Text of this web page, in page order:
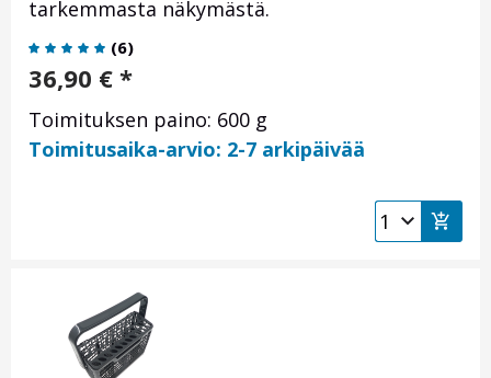
tarkemmasta näkymästä.
(6)
36,90 € *
Toimituksen paino: 600 g
Toimitusaika-arvio: 2-7 arkipäivää